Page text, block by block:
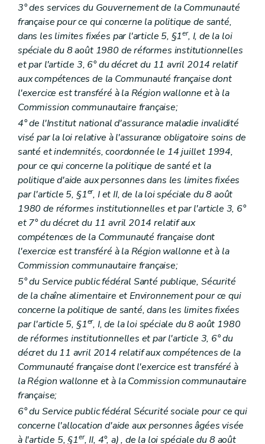
Art. 40
TitreIV
Secrétariat
Art. 41
Titre VI
( (...)– Décret du 3 décembre 2015, art. 111, 2°)
Art. 42
LivreIII
Plaintes
Art. 43
LivreIV
Dispositions communes aux opérateurs de la politique de l'Action sociale et de la Santé visés dans la deuxième partie du Code
Titre 1
er
Collecte de données
Art. 44
Art. 44/1
Art. 44/2
Art. 44/3
Art. 44/4
Art. 44/5
Titre 2 Communication par voie électronique
Art. 45
Titre 3
Rapport d'activités
Art. 46
Titre 4 Subventions
Art. 47
Art. 47/1
Art. 47/2
Art. 47/3
Partie DEUXIEME DISPOSITIONS SECTORIELLES
Livre 1
er
Action sociale
Titre 1er
Services d'insertion sociale et relais sociaux
Chapitre Ier
Dispositions générales
Art. 48
Art. 49
Art. 50
Chapitre II Services d'insertion sociale
Section 1re
Agrément
Sous-section 1re
Conditions
Art. 52
Sous-section 2 Procédure
Art. 53
Art. 54
3° des services du Gouvernement de la Communauté
française pour ce qui concerne la politique de santé,
dans les limites fixées par l'article 5, §1er, I, de la loi
spéciale du 8 août 1980 de réformes institutionnelles
et par l'article 3, 6° du décret du 11 avril 2014 relatif
aux compétences de la Communauté française dont
l'exercice est transféré à la Région wallonne et à la
Commission communautaire française;
4° de l'Institut national d'assurance maladie invalidité
visé par la loi relative à l'assurance obligatoire soins de
santé et indemnités, coordonnée le 14 juillet 1994,
pour ce qui concerne la politique de santé et la
politique d'aide aux personnes dans les limites fixées
par l'article 5, §1er, I et II, de la loi spéciale du 8 août
1980 de réformes institutionnelles et par l'article 3, 6°
et 7° du décret du 11 avril 2014 relatif aux
compétences de la Communauté française dont
l'exercice est transféré à la Région wallonne et à la
Commission communautaire française;
5° du Service public fédéral Santé publique, Sécurité
de la chaîne alimentaire et Environnement pour ce qui
concerne la politique de santé, dans les limites fixées
par l'article 5, §1er, I, de la loi spéciale du 8 août 1980
de réformes institutionnelles et par l'article 3, 6° du
décret du 11 avril 2014 relatif aux compétences de la
Communauté française dont l'exercice est transféré à
la Région wallonne et à la Commission communautaire
française;
6° du Service public fédéral Sécurité sociale pour ce qui
concerne l'allocation d'aide aux personnes âgées visée
à l'article 5, §1er, II, 4°, a), de la loi spéciale du 8 août